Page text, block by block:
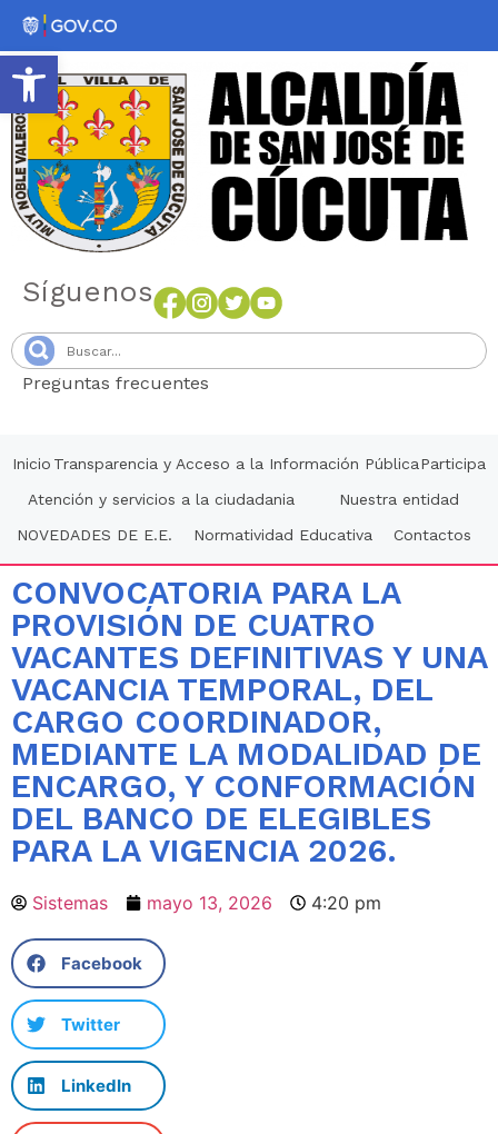
Abrir barra de herramientas
Síguenos
Preguntas frecuentes
Inicio Transparencia y Acceso a la Información PúblicaParticipa
Atención y servicios a la ciudadania
Nuestra entidad
NOVEDADES DE E.E.
Normatividad Educativa Contactos
CONVOCATORIA PARA LA
PROVISIÓN DE CUATRO
VACANTES DEFINITIVAS Y UNA
VACANCIA TEMPORAL, DEL
CARGO COORDINADOR,
MEDIANTE LA MODALIDAD DE
ENCARGO, Y CONFORMACIÓN
DEL BANCO DE ELEGIBLES
PARA LA VIGENCIA 2026.
Sistemas mayo 13, 2026 4:20 pm
Facebook
Twitter
LinkedIn